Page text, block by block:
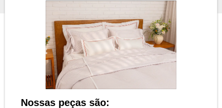
Nossas peças são: